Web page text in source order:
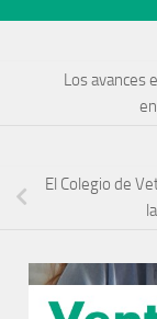
Los avances
El Colegio de